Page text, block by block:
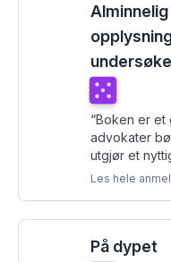
Terningkast
“Boken er et
advokater
utgjør et
Les hele
På dypet